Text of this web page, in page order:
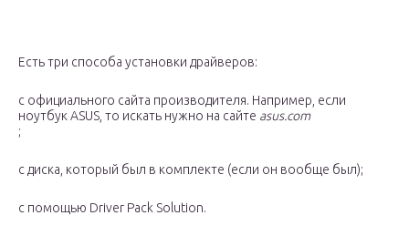
Есть три способа установки драйверов:
с официального сайта производителя. Например, если
ноутбук ASUS, то искать нужно на сайте asus.com
;
с диска, который был в комплекте (если он вообще был);
с помощью Driver Pack Solution.